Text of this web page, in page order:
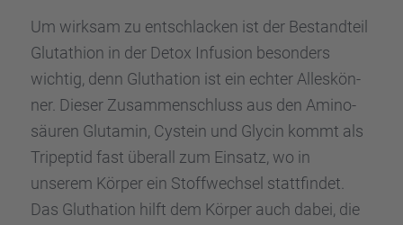
Um wirksam zu entschla­cken ist der Bestand­teil
Glutat­hion in der Detox Infusion beson­ders
wichtig, denn Glutha­tion ist ein echter Alles­kön­
ner. Dieser Zusam­men­schluss aus den Amino­
säu­ren Glutamin, Cystein und Glycin kommt als
Tripep­tid fast überall zum Einsatz, wo in
unserem Körper ein Stoff­wech­sel statt­fin­det.
Das Glutha­tion hilft dem Körper auch dabei, die